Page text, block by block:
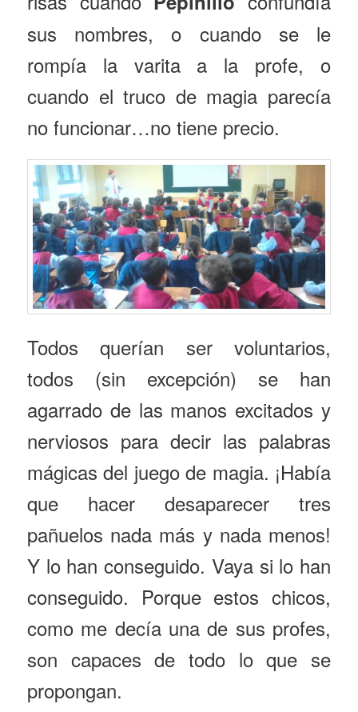
sus nombres, o cuando se le
rompía la varita a la profe, o
cuando el truco de magia parecía
no funcionar…no tiene precio.
Todos querían ser voluntarios,
todos (sin excepción) se han
agarrado de las manos excitados y
nerviosos para decir las palabras
mágicas del juego de magia. ¡Había
que hacer desaparecer tres
pañuelos nada más y nada menos!
Y lo han conseguido. Vaya si lo han
conseguido. Porque estos chicos,
como me decía una de sus profes,
son capaces de todo lo que se
propongan.